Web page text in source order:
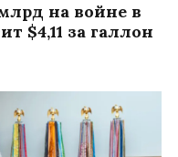
на войне в
$4,11 за галлон